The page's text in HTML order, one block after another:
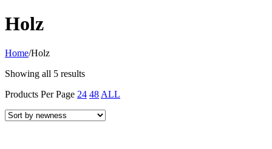
Holz
Home/Holz
Showing all 5 results
Products Per Page 24 48ALL